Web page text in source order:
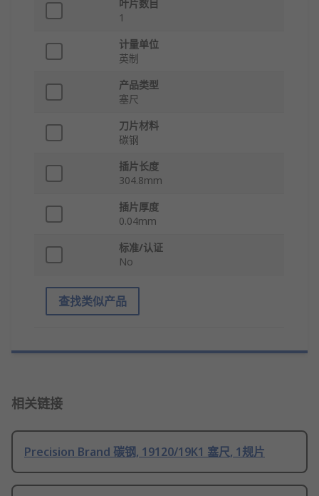
叶片数目
1
计量单位
英制
产品类型
塞尺
刀片材料
碳钢
插片长度
304.8mm
插片厚度
0.04mm
标准/认证
No
查找类似产品
相关链接
Precision Brand 碳钢, 19120/19K1 塞尺, 1规片